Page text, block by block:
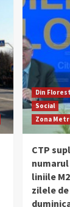
Din
Social
Zona
CTP
numarul
liniile
zilele